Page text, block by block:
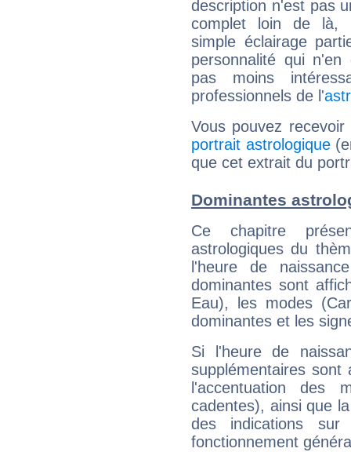
description n'est pas
complet loin de là,
simple éclairage
personnalité qui n'en
pas moins
professionnels de l'
Vous pouvez
portrait astrologique
que cet extrait du
Dominantes
Ce chapitre
astrologiques du
l'heure de
dominantes sont
Eau), les modes
dominantes et les
Si l'heure de
supplémentaires sont
l'accentuation des
cadentes), ainsi que
des indications sur
fonctionnement